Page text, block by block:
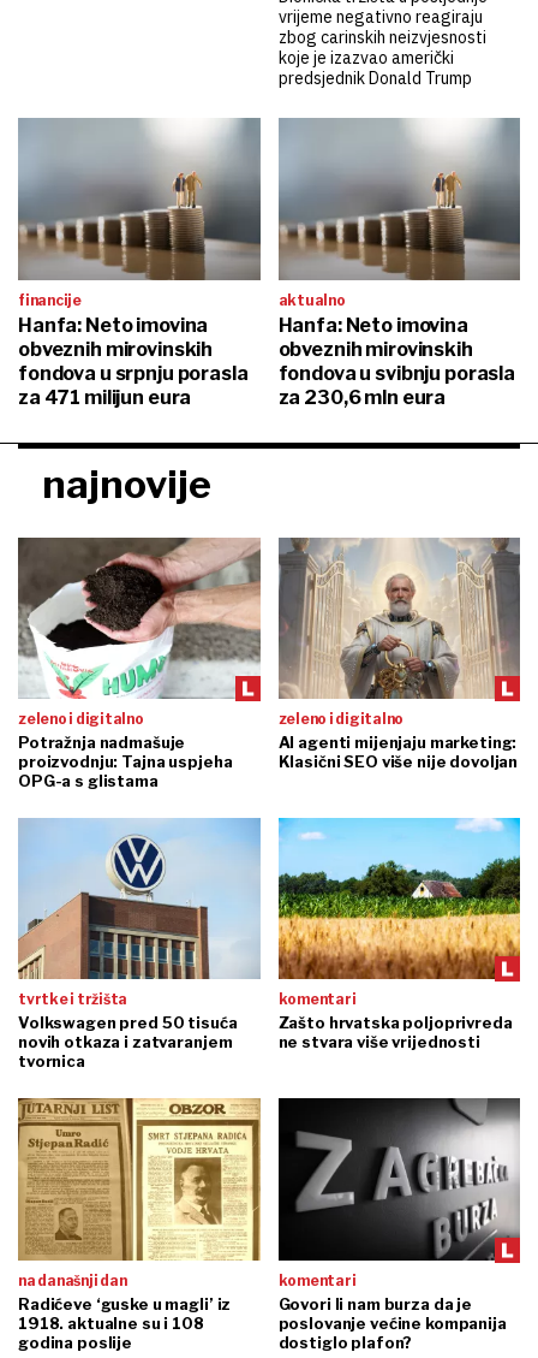
vrijeme negativno reagiraju
zbog carinskih neizvjesnosti
koje je izazvao američki
predsjednik Donald Trump
financije
Hanfa: Neto imovina
obveznih mirovinskih
fondova u srpnju porasla
za 471 milijun eura
aktualno
Hanfa: Neto imovina
obveznih mirovinskih
fondova u svibnju porasla
za 230,6 mln eura
najnovije
zeleno i digitalno
Potražnja nadmašuje
proizvodnju: Tajna uspjeha
OPG-a s glistama
zeleno i digitalno
AI agenti mijenjaju marketing:
Klasični SEO više nije dovoljan
tvrtke i tržišta
Volkswagen pred 50 tisuća
novih otkaza i zatvaranjem
tvornica
komentari
Zašto hrvatska poljoprivreda
ne stvara više vrijednosti
na današnji dan
Radićeve ‘guske u magli’ iz
1918. aktualne su i 108
godina poslije
komentari
Govori li nam burza da je
poslovanje većine kompanija
dostiglo plafon?